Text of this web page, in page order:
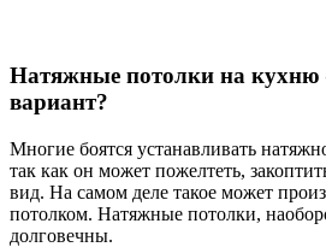
Натяжные потолки на
вариант?
Многие боятся устанавливать
так как он может пожелтеть,
вид. На самом деле такое может
потолком. Натяжные потолки,
долговечны.